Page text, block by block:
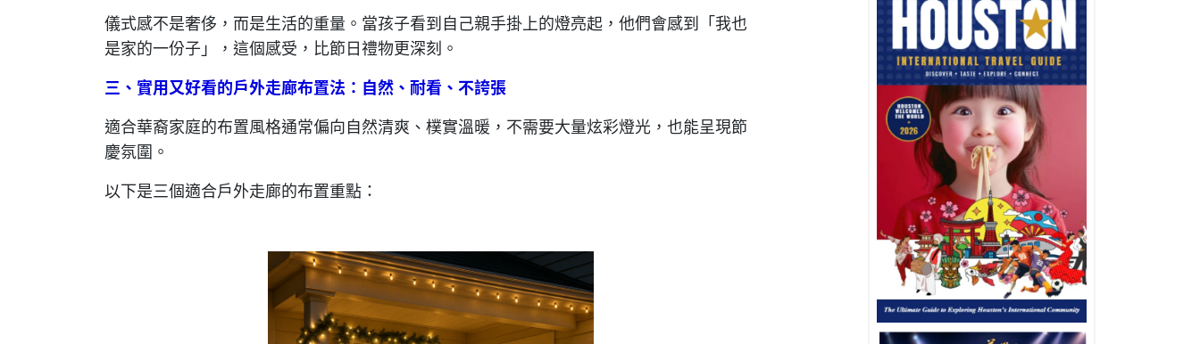
儀式感不是奢侈，而是生活的重量。當孩子看到自己親手掛上的燈亮起，他們會感到「我也
是家的一份子」，這個感受，比節日禮物更深刻。
三、實用又好看的戶外走廊布置法：自然、耐看、不誇張
適合華裔家庭的布置風格通常偏向自然清爽、樸實溫暖，不需要大量炫彩燈光，也能呈現節
慶氛圍。
以下是三個適合戶外走廊的布置重點：